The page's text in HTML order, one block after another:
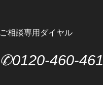
ご相談専用ダイヤル
✆0120-460-461